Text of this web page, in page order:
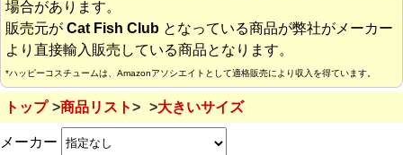
場合があります。
販売元が Cat Fish Club となっている商品が弊社がメーカー
より直接輸入販売している商品となります。
*ハッピーコスチュームは、Amazonアソシエイトとして適格販売により収入を得ています。
トップ 商品リスト 大きいサイズ
メーカー